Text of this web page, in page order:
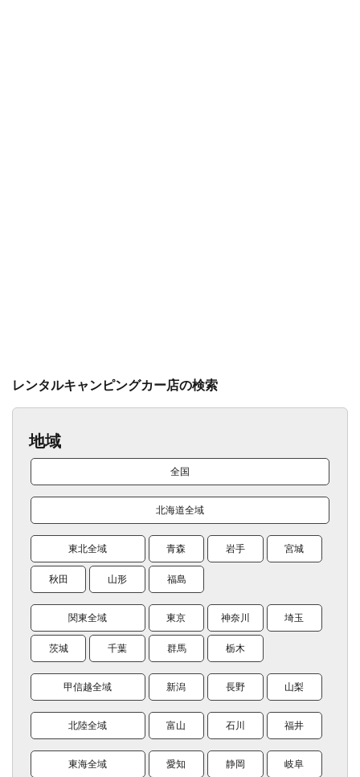
レンタルキャンピングカー店の検索
地域
全国
北海道全域
東北全域 青森 岩手 宮城
秋田 山形 福島
関東全域 東京 神奈川 埼玉
茨城 千葉 群馬 栃木
甲信越全域 新潟 長野 山梨
北陸全域 富山 石川 福井
東海全域 愛知 静岡 岐阜